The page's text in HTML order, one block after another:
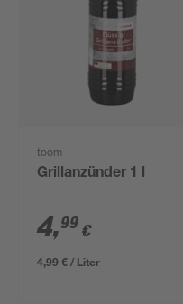
toom
Grillanzünder 1 l
4,99 €
4,99 € / Liter